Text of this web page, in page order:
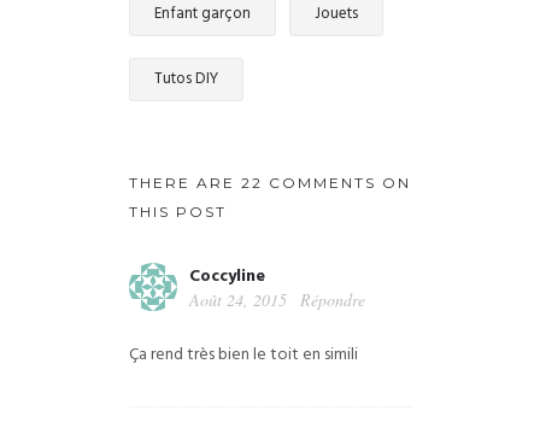
Enfant garçon Jouets
Tutos DIY
THERE ARE 22 COMMENTS ON
THIS POST
Coccyline
Août 24, 2015 Répondre
Ça rend très bien le toit en simili